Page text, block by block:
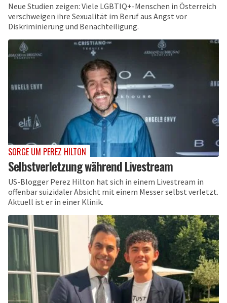
Neue Studien zeigen: Viele LGBTIQ+-Menschen in Österreich
verschweigen ihre Sexualität im Beruf aus Angst vor
Diskriminierung und Benachteiligung.
SORGE UM PEREZ HILTON
Selbstverletzung während Livestream
US-Blogger Perez Hilton hat sich in einem Livestream in
offenbar suizidaler Absicht mit einem Messer selbst verletzt.
Aktuell ist er in einer Klinik.